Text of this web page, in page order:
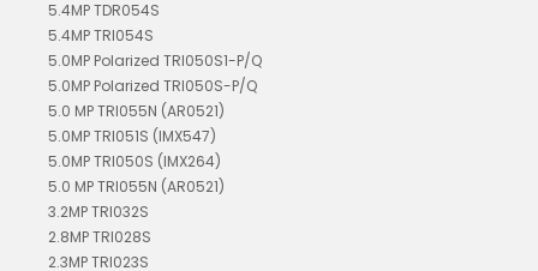
5.4MP TDR054S
5.4MP TRI054S
5.0MP Polarized TRI050S1-P/Q
5.0MP Polarized TRI050S-P/Q
5.0 MP TRI055N (AR0521)
5.0MP TRI051S (IMX547)
5.0MP TRI050S (IMX264)
5.0 MP TRI055N (AR0521)
3.2MP TRI032S
2.8MP TRI028S
2.3MP TRI023S